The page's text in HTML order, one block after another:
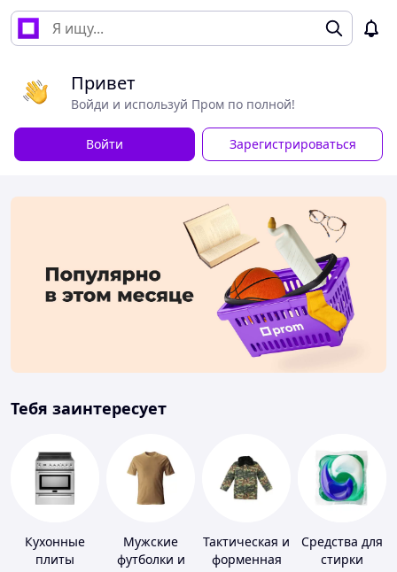
Привет
Войди и используй Пром по полной!
Войти Зарегистрироваться
Тебя заинтересует
Кухонные
плиты
Мужские
футболки и
Тактическая и
форменная
Средства для
стирки